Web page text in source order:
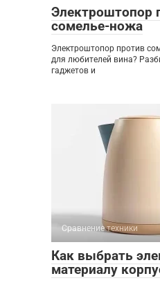
Электроштопор
сомелье-ножа
Электроштопор против
для любителей вина?
гаджетов и
Сравнение техники
Как выбрать
материалу